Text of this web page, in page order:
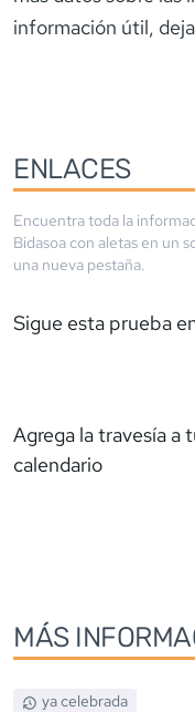
información útil,
ENLACES
Encuentra toda la
Bidasoa con aletas en un
una nueva pestaña.
Sigue esta prueba
Agrega la travesía a
calendario
MÁS
ya celebrada